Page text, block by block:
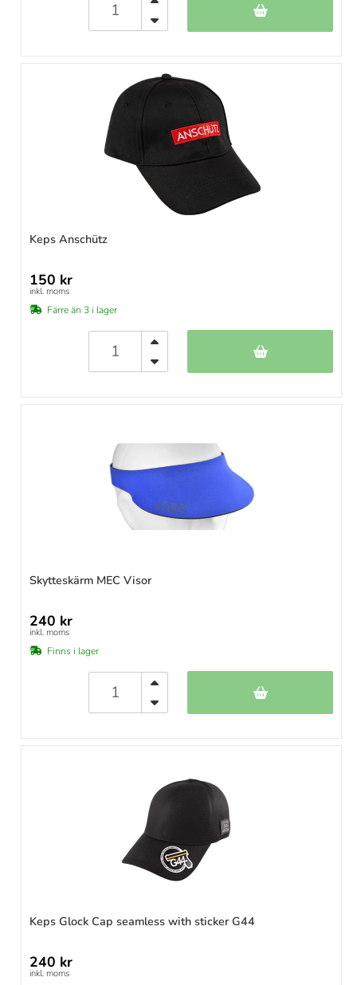
Keps Anschütz
150 kr
inkl. moms
Färre än 3 i lager
Skytteskärm MEC Visor
240 kr
inkl. moms
Finns i lager
Keps Glock Cap seamless with sticker G44
240 kr
inkl. moms